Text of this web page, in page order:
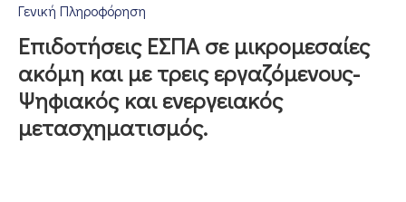
–
ΠΡΟΓΡΑΜΜΑΤΑ
ΕΠΙΜΕΛΗΤΗΡΙΟΥ
ΣΥΜΜΕΤΟΧΗ
Γενική Πληροφόρηση
Επιδοτήσεις ΕΣΠΑ σε μικρομεσαίες
ακόμη και με τρεις εργαζόμενους-
Ψηφιακός και ενεργειακός
μετασχηματισμός.